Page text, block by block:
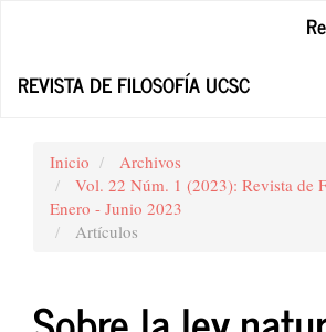
principal
REVISTA DE FILOSOFÍA UCSC
Inicio
Archivos
Vol. 22 Núm. 1 (2023): Revista de
Enero - Junio 2023
Artículos